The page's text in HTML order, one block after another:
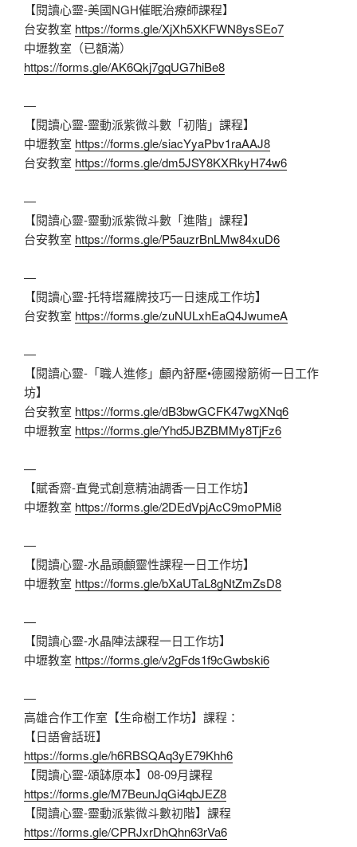
【閱讀心靈-美國NGH催眠治療師課程】
台安教室 https://forms.gle/XjXh5XKFWN8ysSEo7
中壢教室（已額滿）
https://forms.gle/AK6Qkj7gqUG7hiBe8
—
【閱讀心靈-靈動派紫微斗數「初階」課程】
中壢教室 https://forms.gle/siacYyaPbv1raAAJ8
台安教室 https://forms.gle/dm5JSY8KXRkyH74w6
—
【閱讀心靈-靈動派紫微斗數「進階」課程】
台安教室 https://forms.gle/P5auzrBnLMw84xuD6
—
【閱讀心靈-托特塔羅牌技巧一日速成工作坊】
台安教室 https://forms.gle/zuNULxhEaQ4JwumeA
—
【閱讀心靈-「職人進修」顱內舒壓•德國撥筋術一日工作
坊】
台安教室 https://forms.gle/dB3bwGCFK47wgXNq6
中壢教室 https://forms.gle/Yhd5JBZBMMy8TjFz6
—
【賦香齋-直覺式創意精油調香一日工作坊】
中壢教室 https://forms.gle/2DEdVpjAcC9moPMi8
—
【閱讀心靈-水晶頭顱靈性課程一日工作坊】
中壢教室 https://forms.gle/bXaUTaL8gNtZmZsD8
—
【閱讀心靈-水晶陣法課程一日工作坊】
中壢教室 https://forms.gle/v2gFds1f9cGwbski6
—
高雄合作工作室【生命樹工作坊】課程：
【日語會話班】
https://forms.gle/h6RBSQAq3yE79Khh6
【閱讀心靈-頌缽原本】08-09月課程
https://forms.gle/M7BeunJqGi4qbJEZ8
【閱讀心靈-靈動派紫微斗數初階】課程
https://forms.gle/CPRJxrDhQhn63rVa6